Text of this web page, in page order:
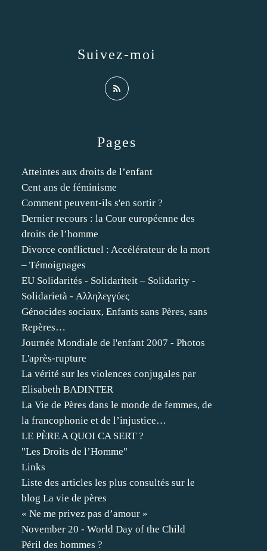
Pages
Atteintes aux droits de l’enfant
Cent ans de féminisme
Comment peuvent-ils s'en sortir ?
Dernier recours : la Cour européenne des
droits de l’homme
Divorce conflictuel : Accélérateur de la mort
– Témoignages
EU Solidarités - Solidariteit – Solidarity -
Solidarietà - Αλληλεγγύες
Génocides sociaux, Enfants sans Pères, sans
Repères…
Journée Mondiale de l'enfant 2007 - Photos
L'après-rupture
La vérité sur les violences conjugales par
Elisabeth BADINTER
La Vie de Pères dans le monde de femmes, de
la francophonie et de l’injustice…
LE PÈRE A QUOI CA SERT ?
"Les Droits de l’Homme"
Links
Liste des articles les plus consultés sur le
blog La vie de pères
« Ne me privez pas d’amour »
November 20 - World Day of the Child
Péril des hommes ?
Suivez-moi